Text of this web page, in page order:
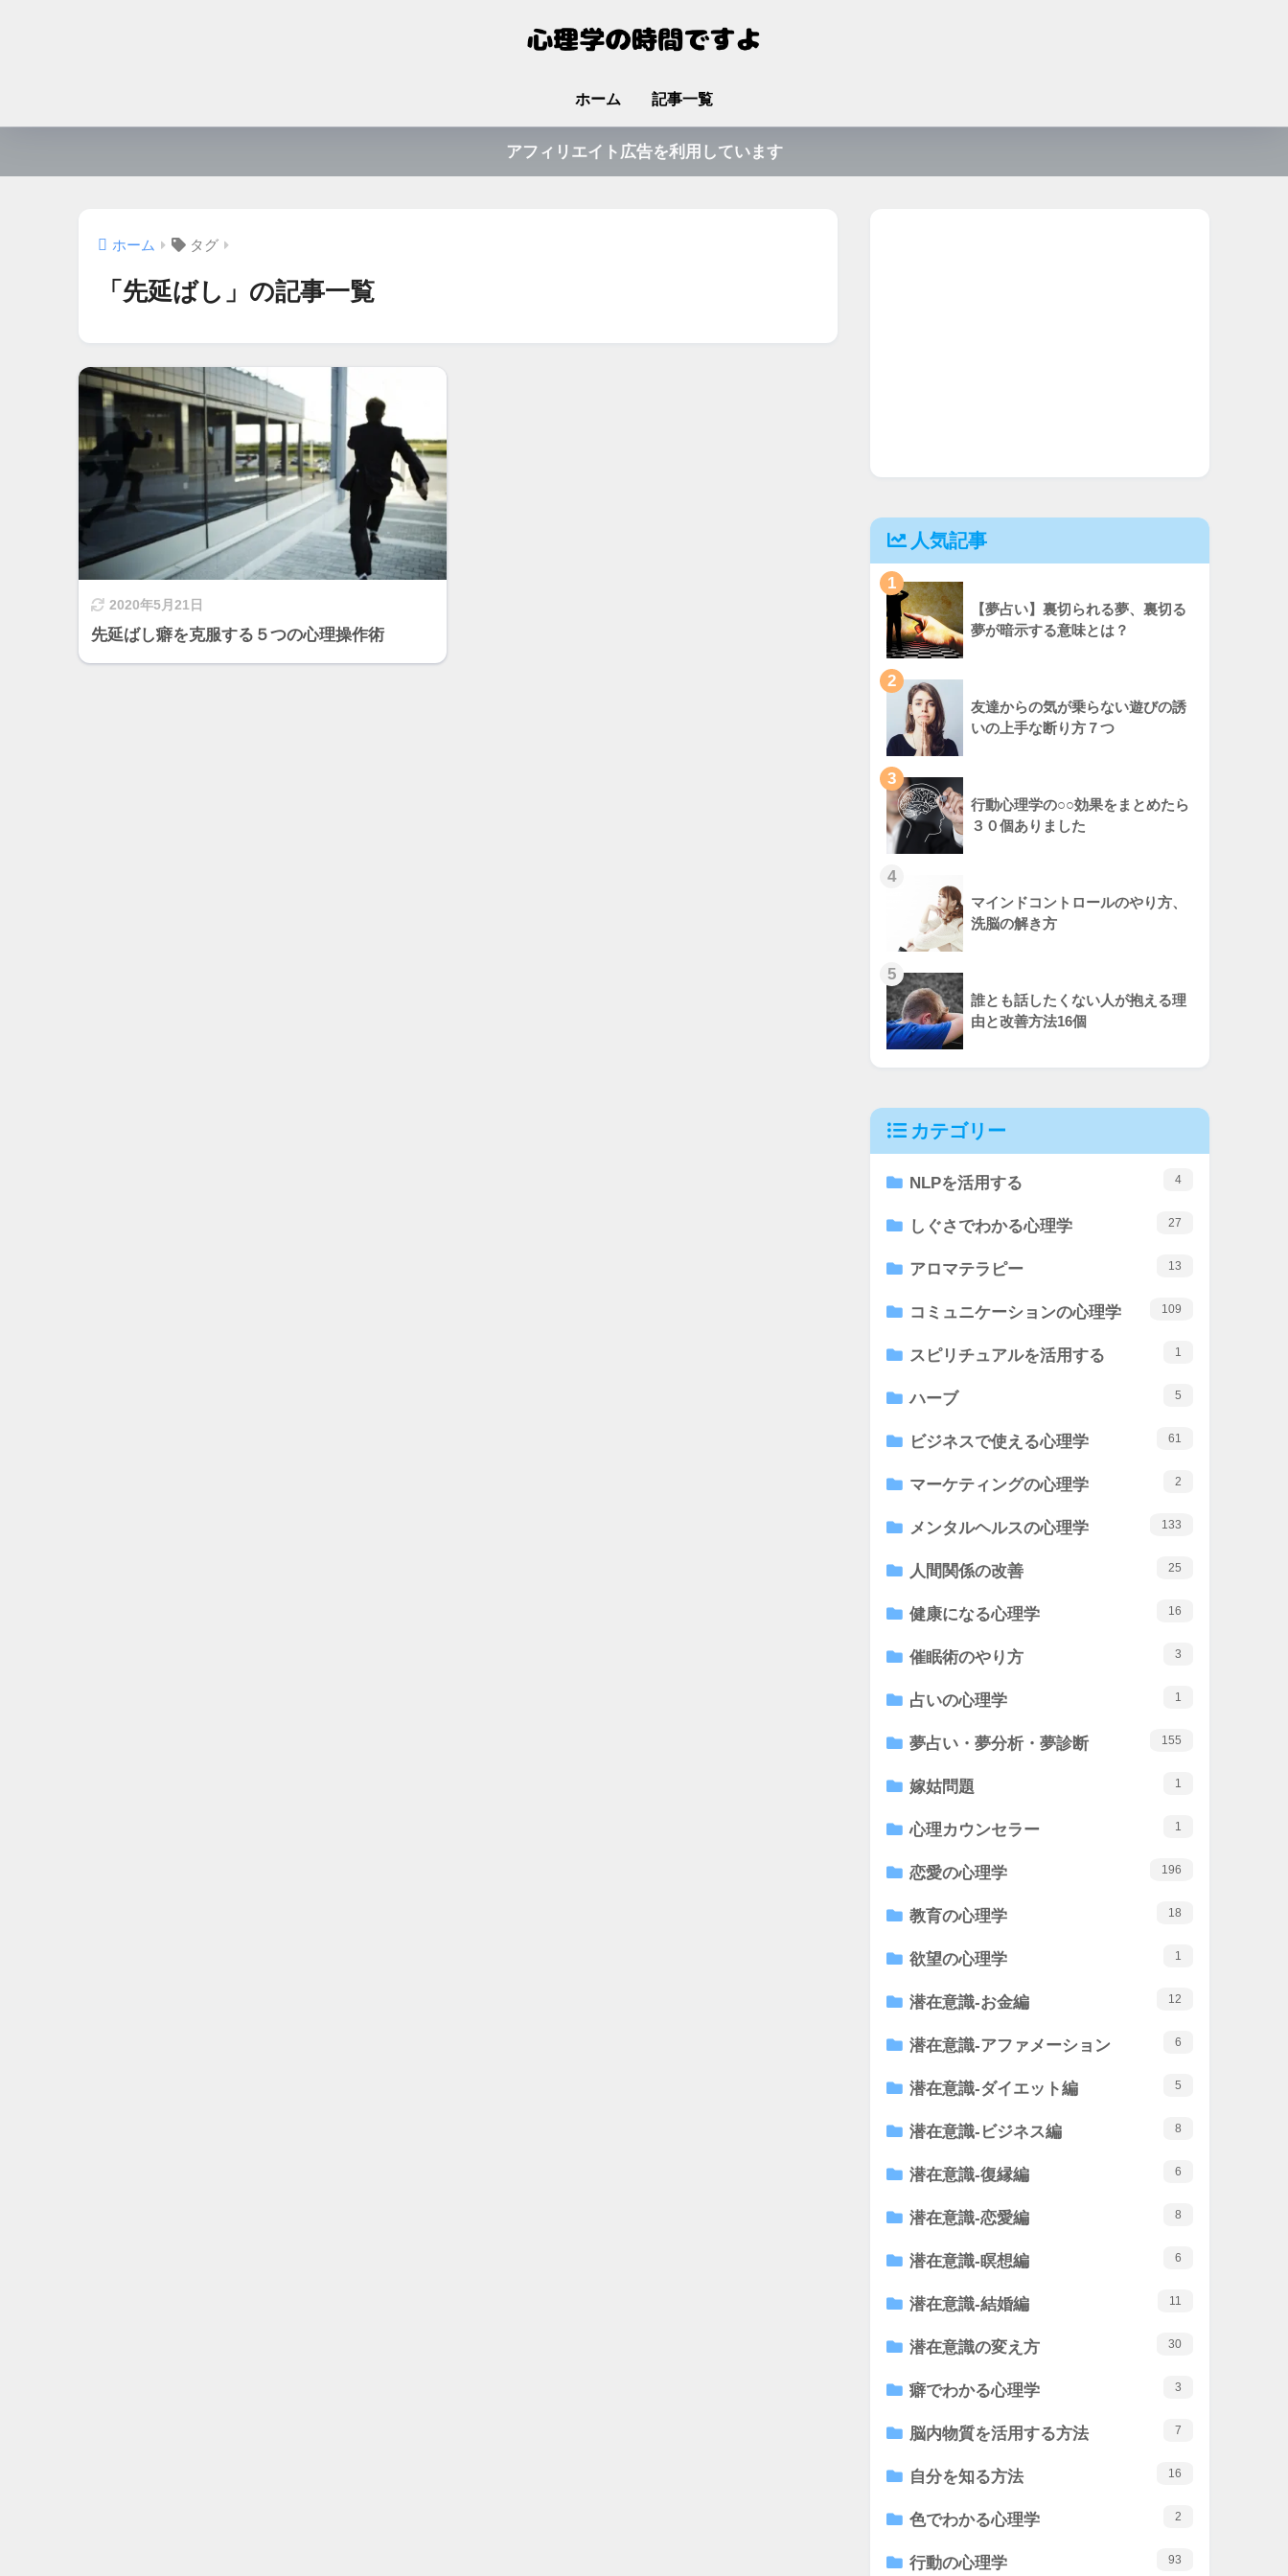
ホーム 記事一覧
アフィリエイト広告を利用しています
ホーム タグ
「先延ばし」の記事一覧
2020年5月21日
先延ばし癖を克服する５つの心理操作術
人気記事
1
【夢占い】裏切られる夢、裏切る
夢が暗示する意味とは？
2
友達からの気が乗らない遊びの誘
いの上手な断り方７つ
3
行動心理学の○○効果をまとめたら
３０個ありました
4
マインドコントロールのやり方、
洗脳の解き方
5
誰とも話したくない人が抱える理
由と改善方法16個
カテゴリー
NLPを活用する 4
しぐさでわかる心理学 27
アロマテラピー 13
コミュニケーションの心理学 109
スピリチュアルを活用する 1
ハーブ 5
ビジネスで使える心理学 61
マーケティングの心理学 2
メンタルヘルスの心理学 133
人間関係の改善 25
健康になる心理学 16
催眠術のやり方 3
占いの心理学 1
夢占い・夢分析・夢診断 155
嫁姑問題 1
心理カウンセラー 1
恋愛の心理学 196
教育の心理学 18
欲望の心理学 1
潜在意識-お金編 12
潜在意識-アファメーション 6
潜在意識-ダイエット編 5
潜在意識-ビジネス編 8
潜在意識-復縁編 6
潜在意識-恋愛編 8
潜在意識-瞑想編 6
潜在意識-結婚編 11
潜在意識の変え方 30
癖でわかる心理学 3
脳内物質を活用する方法 7
自分を知る方法 16
色でわかる心理学 2
行動の心理学 93